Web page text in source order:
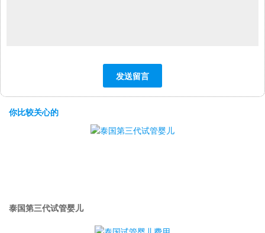
你比较关心的
泰国第三代试管婴儿